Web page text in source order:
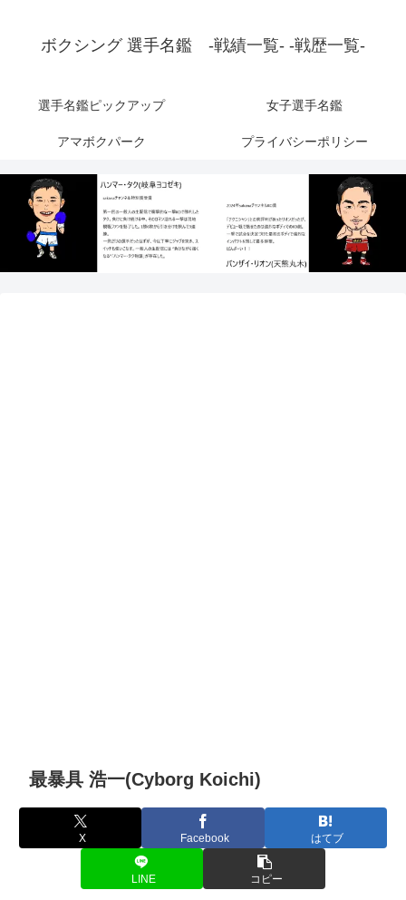
ボクシング 選手名鑑 -戦績一覧- -戦歴一覧-
選手名鑑ピックアップ 女子選手名鑑
アマボクパーク プライバシーポリシー
最暴具 浩一(Cyborg Koichi)
X Facebook はてブ
LINE コピー